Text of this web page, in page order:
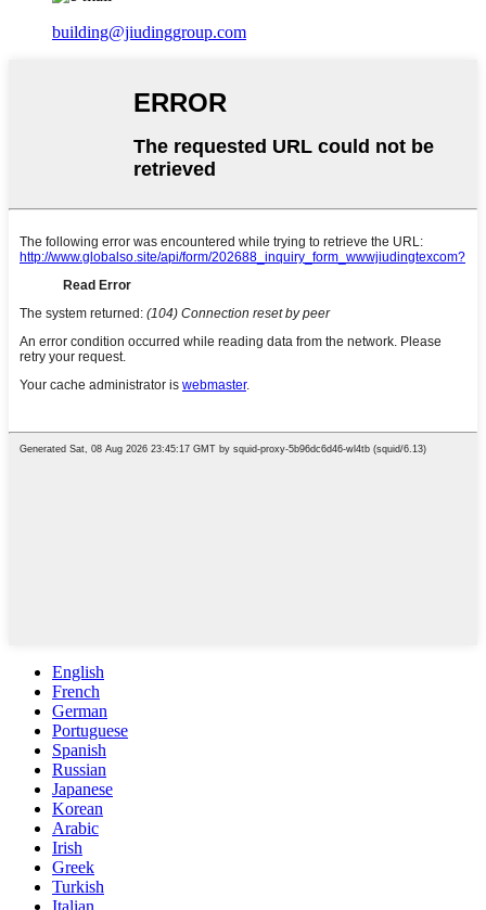
building@jiudinggroup.com
English
French
German
Portuguese
Spanish
Russian
Japanese
Korean
Arabic
Irish
Greek
Turkish
Italian